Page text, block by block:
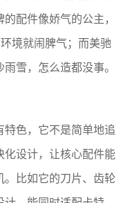
配件像娇气的公主，
境就闹脾气；而美驰
雪，怎么造都没事。
色，它不是简单地追
设计，让核心配件能
比如它的刀片、齿轮